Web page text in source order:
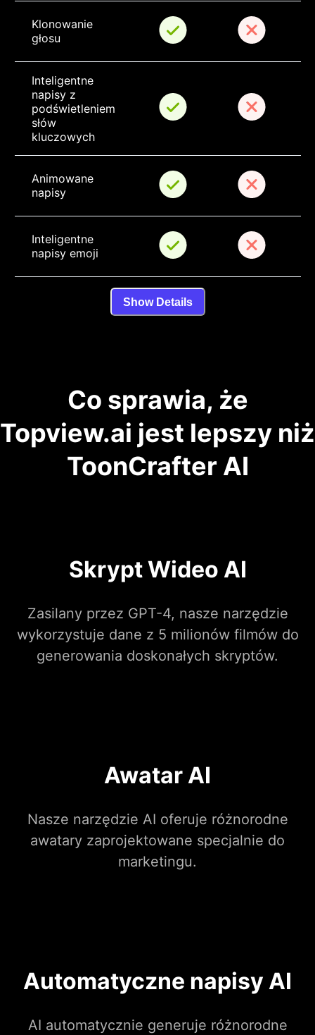
Klonowanie
głosu
Inteligentne
napisy z
podświetleniem
słów
kluczowych
Animowane
napisy
Inteligentne
napisy emoji
Show Details
Co sprawia, że
Topview.ai jest lepszy niż
ToonCrafter AI
Skrypt Wideo AI
Zasilany przez GPT-4, nasze narzędzie
wykorzystuje dane z 5 milionów filmów do
generowania doskonałych skryptów.
Awatar AI
Nasze narzędzie AI oferuje różnorodne
awatary zaprojektowane specjalnie do
marketingu.
Automatyczne napisy AI
AI automatycznie generuje różnorodne